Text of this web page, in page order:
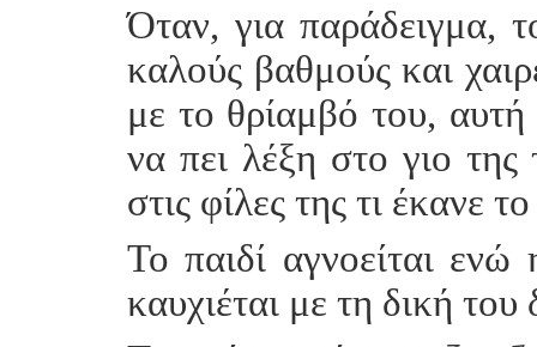
Όταν, για παράδειγμα,
καλούς βαθμούς και
με το θρίαμβό του, αυτή
να πει λέξη στο γιο της
στις φίλες της τι έκανε
Το παιδί αγνοείται
καυχιέται με τη δική του